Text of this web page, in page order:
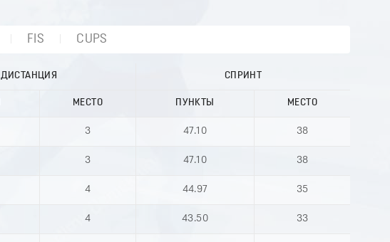
FIS CUPS
ДИСТАНЦИЯ СПРИНТ
МЕСТО ПУНКТЫ МЕСТО
3 47.10 38
3 47.10 38
4 44.97 35
4 43.50 33